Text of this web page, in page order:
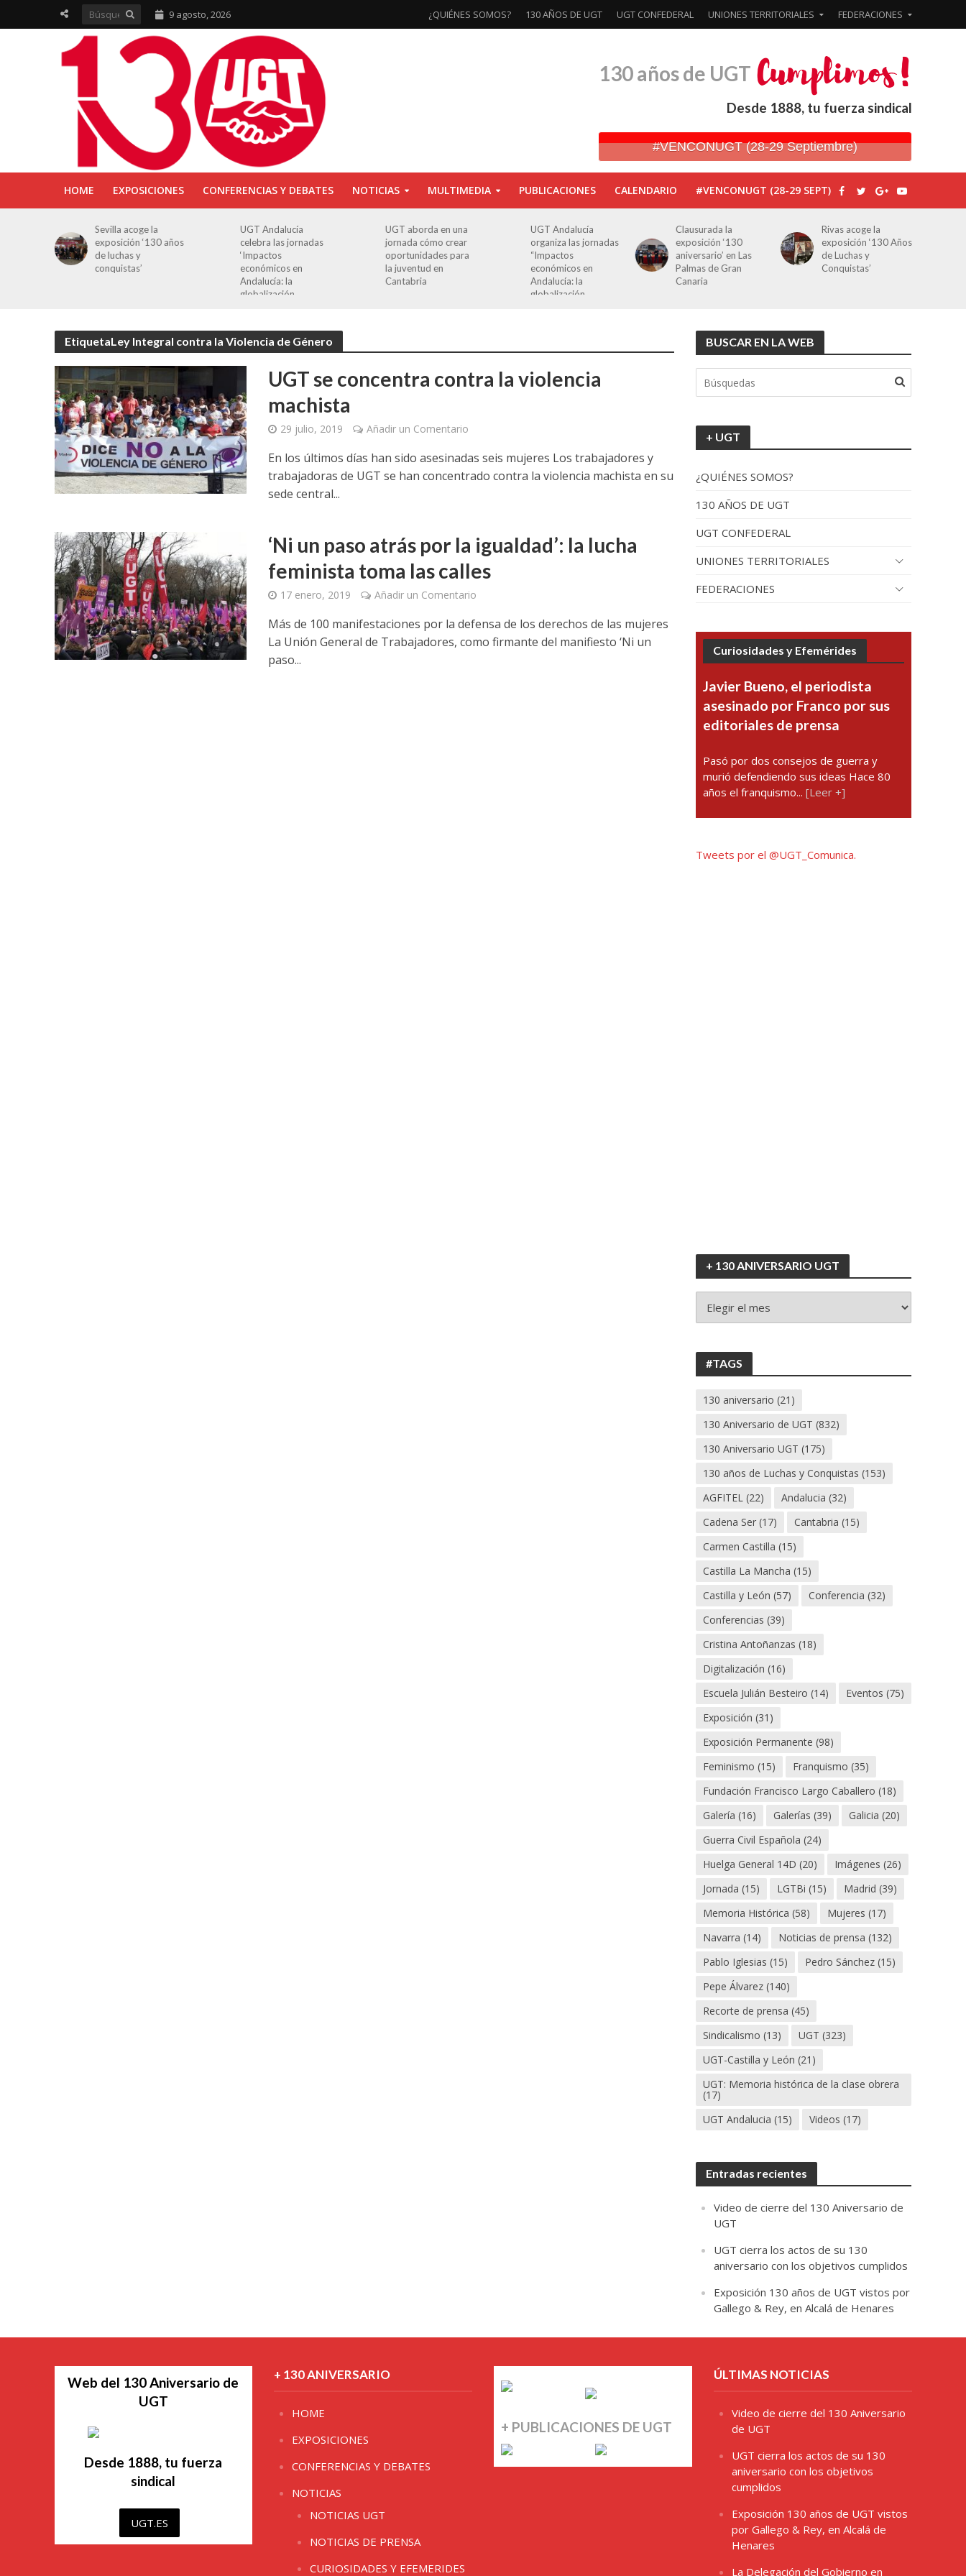
9 agosto, 2026 ¿QUIÉNES SOMOS? 130 AÑOS DE UGT UGT CONFEDERAL UNIONES TERRITORIALES FEDERACIONES
130 años de UGT
Desde 1888, tu fuerza sindical
#VENCONUGT (28-29 Septiembre)
HOME EXPOSICIONES CONFERENCIAS Y DEBATES NOTICIAS MULTIMEDIA PUBLICACIONES CALENDARIO #VENCONUGT (28-29 SEPT)
Sevilla acoge la
exposición ‘130 años
de luchas y
conquistas’
UGT Andalucía
celebra las jornadas
‘Impactos
económicos en
Andalucía: la
globalización
UGT aborda en una
jornada cómo crear
oportunidades para
la juventud en
Cantabria
UGT Andalucía
organiza las jornadas
“Impactos
económicos en
Andalucía: la
globalización
Clausurada la
exposición ‘130
aniversario’ en Las
Palmas de Gran
Canaria
Rivas acoge la
exposición ‘130 Años
de Luchas y
Conquistas’
EtiquetaLey Integral contra la Violencia de Género
UGT se concentra contra la violencia
machista
29 julio, 2019 Añadir un Comentario
En los últimos días han sido asesinadas seis mujeres Los trabajadores y
trabajadoras de UGT se han concentrado contra la violencia machista en su
sede central...
‘Ni un paso atrás por la igualdad’: la lucha
feminista toma las calles
17 enero, 2019 Añadir un Comentario
Más de 100 manifestaciones por la defensa de los derechos de las mujeres
La Unión General de Trabajadores, como firmante del manifiesto ‘Ni un
paso...
BUSCAR EN LA WEB
+ UGT
¿QUIÉNES SOMOS?
130 AÑOS DE UGT
UGT CONFEDERAL
UNIONES TERRITORIALES
FEDERACIONES
Curiosidades y Efemérides
Javier Bueno, el periodista
asesinado por Franco por sus
editoriales de prensa
Pasó por dos consejos de guerra y
murió defendiendo sus ideas Hace 80
años el franquismo...[Leer +]
Tweets por el @UGT_Comunica.
+ 130 ANIVERSARIO UGT
130
#TAGS
130 aniversario (21)
130 Aniversario de UGT (832)
130 Aniversario UGT (175)
130 años de Luchas y Conquistas (153)
AGFITEL (22) Andalucia (32)
Cadena Ser (17) Cantabria (15)
Carmen Castilla (15)
Castilla La Mancha (15)
Castilla y León (57) Conferencia (32)
Conferencias (39)
Cristina Antoñanzas (18)
Digitalización (16)
Escuela Julián Besteiro (14) Eventos (75)
Exposición (31)
Exposición Permanente (98)
Feminismo (15) Franquismo (35)
Fundación Francisco Largo Caballero (18)
Galería (16) Galerías (39) Galicia (20)
Guerra Civil Española (24)
Huelga General 14D (20) Imágenes (26)
Jornada (15) LGTBi (15) Madrid (39)
Memoria Histórica (58) Mujeres (17)
Navarra (14) Noticias de prensa (132)
Pablo Iglesias (15) Pedro Sánchez (15)
Pepe Álvarez (140)
Recorte de prensa (45)
Sindicalismo (13) UGT (323)
UGT-Castilla y León (21)
UGT: Memoria histórica de la clase obrera
(17)
UGT Andalucia (15) Videos (17)
Entradas recientes
Video de cierre del 130 Aniversario de
UGT
UGT cierra los actos de su 130
aniversario con los objetivos cumplidos
Exposición 130 años de UGT vistos por
Gallego & Rey, en Alcalá de Henares
Web del 130 Aniversario de
UGT
Desde 1888, tu fuerza
sindical
UGT.ES
+ 130 ANIVERSARIO
HOME
EXPOSICIONES
CONFERENCIAS Y DEBATES
NOTICIAS
NOTICIAS UGT
NOTICIAS DE PRENSA
CURIOSIDADES Y EFEMERIDES
+ PUBLICACIONES DE UGT
ÚLTIMAS NOTICIAS
Video de cierre del 130 Aniversario
de UGT
UGT cierra los actos de su 130
aniversario con los objetivos
cumplidos
Exposición 130 años de UGT vistos
por Gallego & Rey, en Alcalá de
Henares
La Delegación del Gobierno en